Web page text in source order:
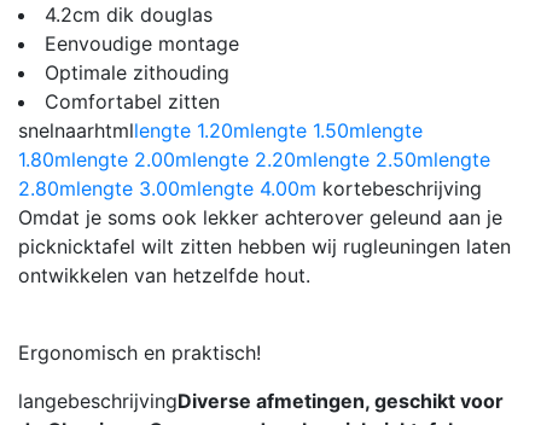
4.2cm dik douglas
Eenvoudige montage
Optimale zithouding
Comfortabel zitten
snelnaarhtmllengte 1.20mlengte 1.50mlengte
1.80mlengte 2.00mlengte 2.20mlengte 2.50mlengte
2.80mlengte 3.00mlengte 4.00m kortebeschrijving
Omdat je soms ook lekker achterover geleund aan je
picknicktafel wilt zitten hebben wij rugleuningen laten
ontwikkelen van hetzelfde hout.
Ergonomisch en praktisch!
langebeschrijvingDiverse afmetingen, geschikt voor